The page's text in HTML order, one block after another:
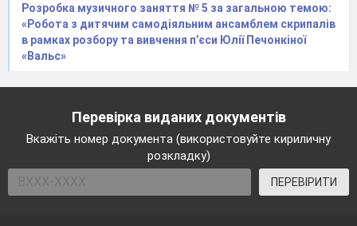
Розробка музичного заняття № 5 за загальною темою:
«Робота з дитячим самодіяльним ансамблем скрипалів
в рамках розбору та вивчення п’єси Юлії Печонкіної
«Вальс»
Перевірка виданих документів
Вкажіть номер документа (використовуйте кириличну
розкладку)
ПЕРЕВІРИТИ